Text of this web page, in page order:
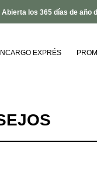
Abierta los 365 días de año
EXPRÉS